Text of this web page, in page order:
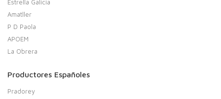
Estrella Galicia
Amatller
P D Paola
APOEM
La Obrera
Productores Españoles
Pradorey